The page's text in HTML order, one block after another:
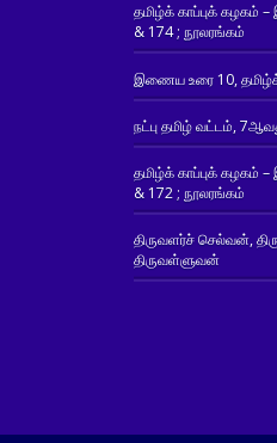
தமிழ்க் காப்புக்
& 174 ; நூலரங்கம்
இணைய உரை 10,
நட்பு தமிழ் வட்டம்,
தமிழ்க் காப்புக்
& 172 ; நூலரங்கம்
திருவளர்ச் செல்வன்,
திருவள்ளுவன்